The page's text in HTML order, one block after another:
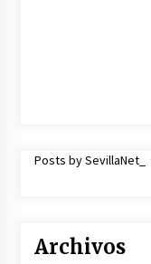
Posts by SevillaNet_
Archivos